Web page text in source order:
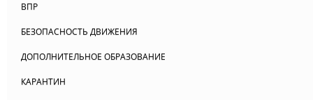
ВПР
БЕЗОПАСНОСТЬ ДВИЖЕНИЯ
ДОПОЛНИТЕЛЬНОЕ ОБРАЗОВАНИЕ
КАРАНТИН